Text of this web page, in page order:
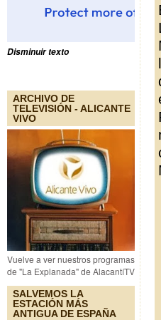
Disminuir texto
ARCHIVO DE
TELEVISIÓN - ALICANTE
VIVO
Vuelve a ver nuestros programas
de "La Explanada" de AlacantíTV
SALVEMOS LA
ESTACIÓN MÁS
ANTIGUA DE ESPAÑA